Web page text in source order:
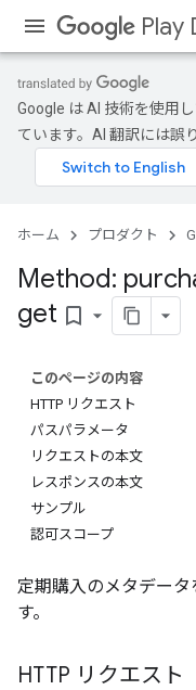
Play
Google は AI 技術を使用
ています。AI 翻訳には誤
ホーム プロダクト
Method:
get bookmark_border
このページの内容
HTTP リクエスト
パスパラメータ
リクエストの本文
レスポンスの本文
サンプル
認可スコープ
定期購入のメタデー
す。
HTTP リクエスト